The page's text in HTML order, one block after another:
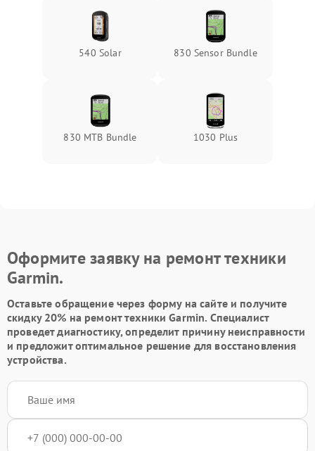
540 Solar 830 Sensor Bundle
830 MTB Bundle 1030 Plus
Оформите заявку на ремонт техники
Garmin.
Оставьте обращение через форму на сайте и получите
скидку 20% на ремонт техники Garmin. Специалист
проведет диагностику, определит причину неисправности
и предложит оптимальное решение для восстановления
устройства.